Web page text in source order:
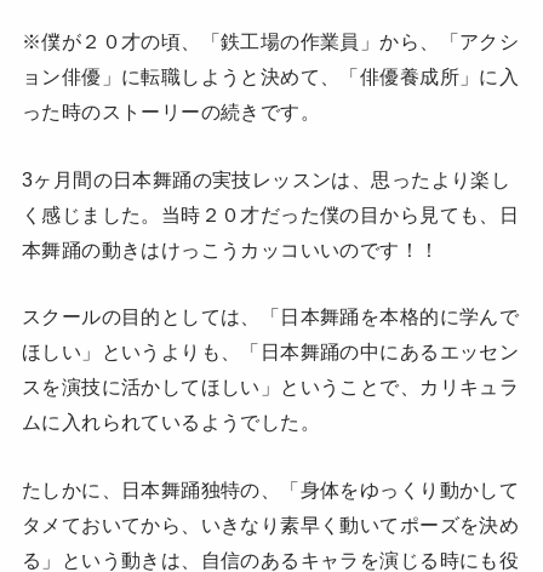
※僕が２０才の頃、「鉄工場の作業員」から、「アクシ
ョン俳優」に転職しようと決めて、「俳優養成所」に入
った時のストーリーの続きです。
3ヶ月間の日本舞踊の実技レッスンは、思ったより楽し
く感じました。当時２０才だった僕の目から見ても、日
本舞踊の動きはけっこうカッコいいのです！！
スクールの目的としては、「日本舞踊を本格的に学んで
ほしい」というよりも、「日本舞踊の中にあるエッセン
スを演技に活かしてほしい」ということで、カリキュラ
ムに入れられているようでした。
たしかに、日本舞踊独特の、「身体をゆっくり動かして
タメておいてから、いきなり素早く動いてポーズを決め
る」という動きは、自信のあるキャラを演じる時にも役